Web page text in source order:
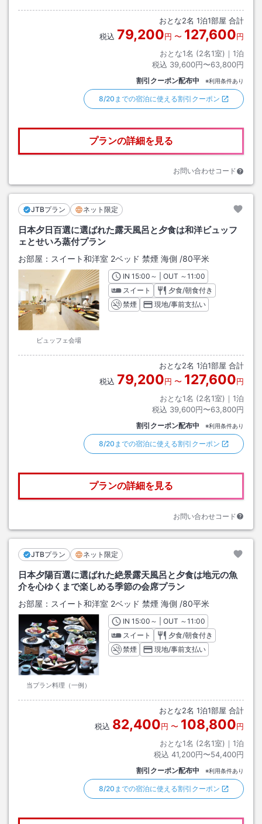
おとな2名 1泊1部屋 合計
税込 79,200円 〜 127,600円
おとな1名 (2名1室)｜ 1泊
税込 39,600円〜63,800円
割引クーポン配布中 ※利用条件あり
8/20までの宿泊に使える割引クーポン
プランの詳細を見る
お問い合わせコード
JTBプラン ネット限定
日本夕日百選に選ばれた露天風呂と夕食は和洋ビュッフ
ェとせいろ蒸付プラン
お部屋： スイート和洋室 2ベッド 禁煙 海側 /80平米
ビュッフェ会場
INチェックイン
15:00 ～ | OUT チェックアウト
～11:00
スイート
夕食/朝食付き
禁煙
現地/事前支払い
おとな2名 1泊1部屋 合計
税込 79,200円 〜 127,600円
おとな1名 (2名1室)｜ 1泊
税込 39,600円〜63,800円
割引クーポン配布中 ※利用条件あり
8/20までの宿泊に使える割引クーポン
プランの詳細を見る
お問い合わせコード
JTBプラン ネット限定
日本夕陽百選に選ばれた絶景露天風呂と夕食は地元の魚
介を心ゆくまで楽しめる季節の会席プラン
お部屋： スイート和洋室 2ベッド 禁煙 海側 /80平米
当プラン料理（一例）
INチェックイン
15:00 ～ | OUT チェックアウト
～11:00
スイート
夕食/朝食付き
禁煙
現地/事前支払い
おとな2名 1泊1部屋 合計
税込 82,400円 〜 108,800円
おとな1名 (2名1室)｜ 1泊
税込 41,200円〜54,400円
割引クーポン配布中 ※利用条件あり
8/20までの宿泊に使える割引クーポン